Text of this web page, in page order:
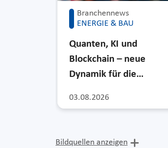
Branchennews
ENERGIE & BAU
03.08.2026
Quanten, KI und
Blockchain – neue
Dynamik für die…
Bildquellen anzeigen